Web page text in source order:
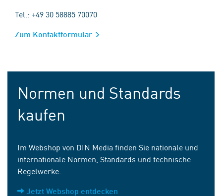
Tel.: +49 30 58885 70070
Zum Kontaktformular
Normen und Standards
kaufen
Im Webshop von DIN Media finden Sie nationale und
internationale Normen, Standards und technische
Regelwerke.
Jetzt Webshop entdecken